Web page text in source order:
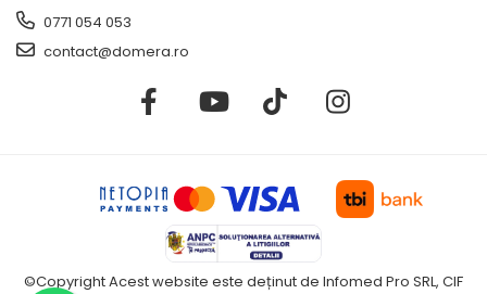
0771 054 053
contact@domera.ro
©Copyright Acest website este deținut de Infomed Pro SRL, CIF